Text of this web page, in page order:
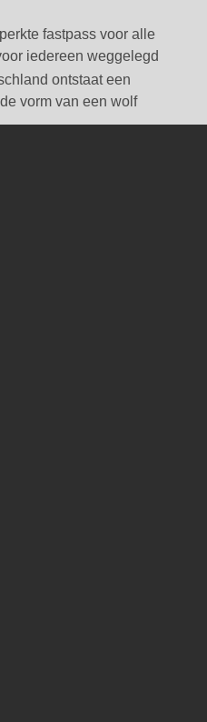
fastpass voor alle
iedereen weggelegd
ontstaat een
vorm van een wolf